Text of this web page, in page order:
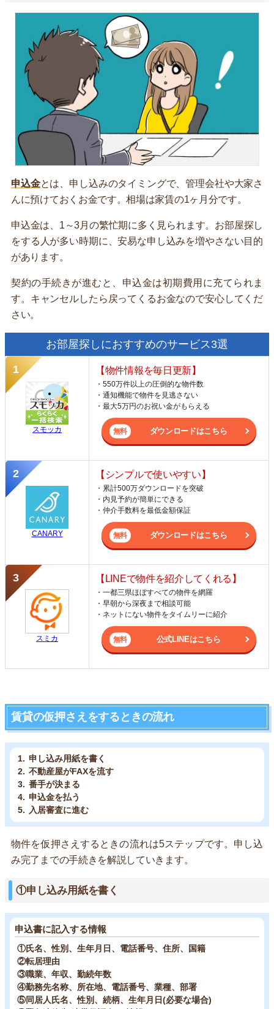
申込金とは、申し込みのタイミングで、管理会社や大家さ
んに預けておくお金です。相場は家賃の1ヶ月分です。
申込金は、1～3月の繁忙期に多く見られます。お部屋探し
をする人が多い時期に、安易な申し込みを増やさない目的
があります。
契約の手続きが進むと、申込金は初期費用に充てられま
す。キャンセルしたら戻ってくるお金なので安心してくだ
さい。
お部屋探しにおすすめのサービス3選
スモッカ
【物件情報を毎日更新】
・550万件以上の圧倒的な物件数
・通知機能で物件を見逃さない
・最大5万円のお祝い金がもらえる
ダウンロードはこちら
CANARY
【シンプルで使いやすい】
・累計500万ダウンロードを突破
・内見予約が簡単にできる
・仲介手数料を最低金額保証
ダウンロードはこちら
スミカ
【LINEで物件を紹介してくれる】
・一都三県ほぼすべての物件を網羅
・早朝から深夜まで相談可能
・ネットにない物件をタイムリーに紹介
公式LINEはこちら
賃貸の仮押さえをするときの流れ
申し込み用紙を書く
不動産屋がFAXを流す
番手が決まる
申込金を払う
入居審査に進む
物件を仮押さえするときの流れは5ステップです。申し込
み完了までの手続きを解説していきます。
①申し込み用紙を書く
申込書に記入する情報
①氏名、性別、生年月日、電話番号、住所、国籍
②転居理由
③職業、年収、勤続年数
④勤務先名称、所在地、電話番号、業種、部署
⑤同居人氏名、性別、続柄、生年月日(必要な場合)